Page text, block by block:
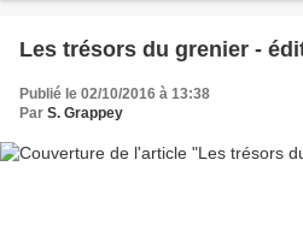
Les trésors du grenier -
Publié le 02/10/2016 à 13:38
Par S. Grappey